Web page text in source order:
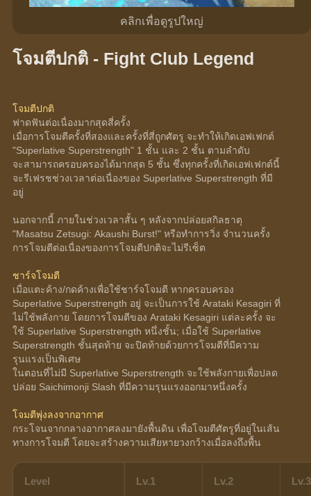
คลิกเพื่อดูรูปใหญ่
โจมตีปกติ - Fight Club Legend
โจมตีปกติ
ฟาดฟันต่อเนื่องมากสุดสี่ครั้ง
เมื่อการโจมตีครั้งที่สองและครั้งที่สี่ถูกศัตรู จะทำให้เกิดเอฟเฟกต์
"Superlative Superstrength" 1 ชั้น และ 2 ชั้น ตามลำดับ
จะสามารถครอบครองได้มากสุด 5 ชั้น ซึ่งทุกครั้งที่เกิดเอฟเฟกต์นี้
จะรีเฟรชช่วงเวลาต่อเนื่องของ Superlative Superstrength ที่มี
อยู่
นอกจากนี้ ภายในช่วงเวลาสั้น ๆ หลังจากปล่อยสกิลธาตุ
"Masatsu Zetsugi: Akaushi Burst!" หรือทำการวิ่ง จำนวนครั้ง
การโจมตีต่อเนื่องของการโจมตีปกติจะไม่รีเซ็ต
ชาร์จโจมตี
เมื่อแตะค้าง/กดค้างเพื่อใช้ชาร์จโจมตี หากครอบครอง
Superlative Superstrength อยู่ จะเป็นการใช้ Arataki Kesagiri ที่
ไม่ใช้พลังกาย โดยการโจมตีของ Arataki Kesagiri แต่ละครั้ง จะ
ใช้ Superlative Superstrength หนึ่งชั้น; เมื่อใช้ Superlative
Superstrength ชั้นสุดท้าย จะปิดท้ายด้วยการโจมตีที่มีความ
รุนแรงเป็นพิเศษ
ในตอนที่ไม่มี Superlative Superstrength จะใช้พลังกายเพื่อปลด
ปล่อย Saichimonji Slash ที่มีความรุนแรงออกมาหนึ่งครั้ง
โจมตีพุ่งลงจากอากาศ
กระโจนจากกลางอากาศลงมายังพื้นดิน เพื่อโจมตีศัตรูที่อยู่ในเส้น
ทางการโจมตี โดยจะสร้างความเสียหายวงกว้างเมื่อลงถึงพื้น
Level Lv.1 Lv.2 Lv.3